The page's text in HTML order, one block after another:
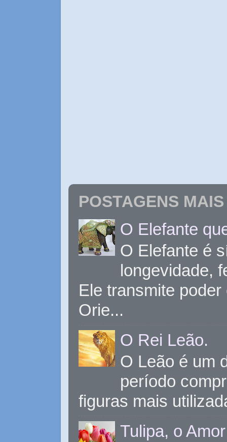
POSTAGENS
O Elefante
O Elefante é
longevidade,
Ele transmite
Orie...
O Rei Leão.
O Leão é um
período
figuras mais
Tulipa, o